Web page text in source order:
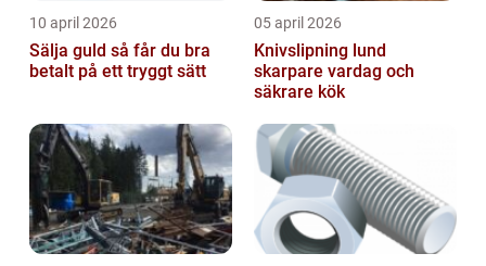
10 april 2026
Sälja guld så får du bra
betalt på ett tryggt sätt
05 april 2026
Knivslipning lund
skarpare vardag och
säkrare kök